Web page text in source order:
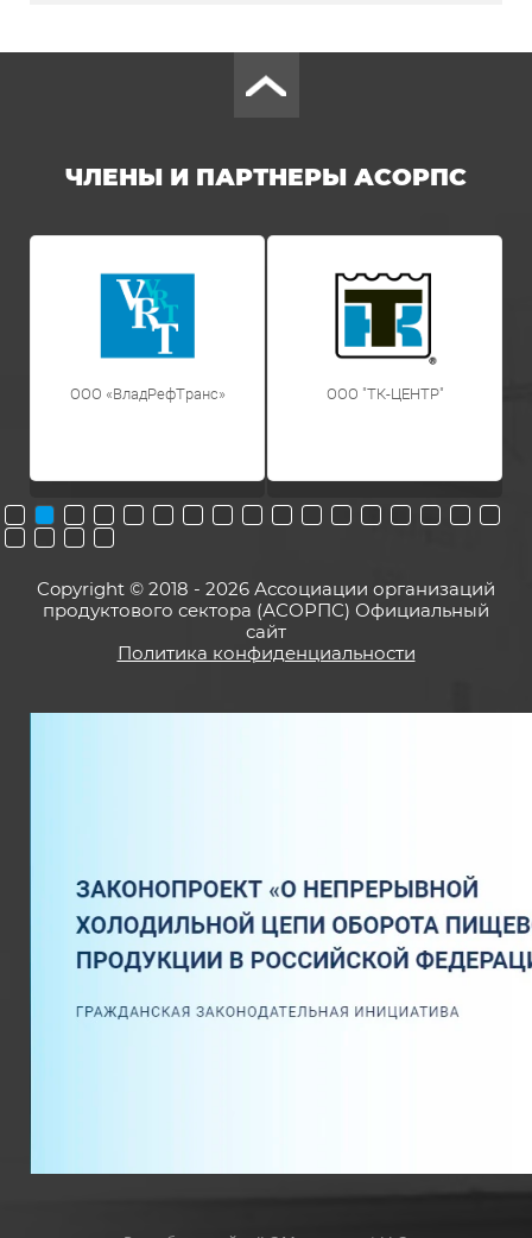
ЧЛЕНЫ И ПАРТНЕРЫ АСОРПС
ООО «ВладРефТранс» OOO "ТК-ЦЕНТР"
Copyright © 2018 - 2026 Ассоциации организаций
продуктового сектора (АСОРПС) Официальный
сайт
Политика конфиденциальности